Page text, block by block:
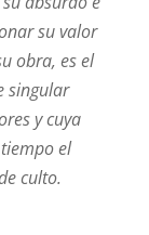
su valor
obra, es el
singular
y cuya
el
culto.